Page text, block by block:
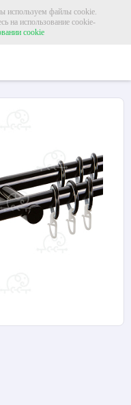
используем файлы cookie.
на использование cookie-
cookie
большой»